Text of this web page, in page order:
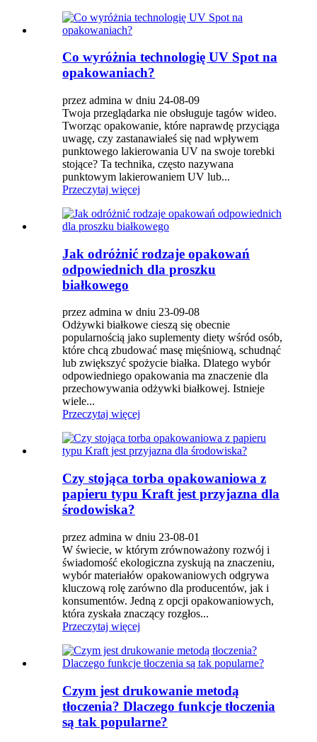
Co wyróżnia technologię UV Spot na
opakowaniach?
przez admina w dniu 24-08-09
Twoja przeglądarka nie obsługuje tagów wideo.
Tworząc opakowanie, które naprawdę przyciąga
uwagę, czy zastanawiałeś się nad wpływem
punktowego lakierowania UV na swoje torebki
stojące? Ta technika, często nazywana
punktowym lakierowaniem UV lub...
Przeczytaj więcej
Jak odróżnić rodzaje opakowań
odpowiednich dla proszku
białkowego
przez admina w dniu 23-09-08
Odżywki białkowe cieszą się obecnie
popularnością jako suplementy diety wśród osób,
które chcą zbudować masę mięśniową, schudnąć
lub zwiększyć spożycie białka. Dlatego wybór
odpowiedniego opakowania ma znaczenie dla
przechowywania odżywki białkowej. Istnieje
wiele...
Przeczytaj więcej
Czy stojąca torba opakowaniowa z
papieru typu Kraft jest przyjazna dla
środowiska?
przez admina w dniu 23-08-01
W świecie, w którym zrównoważony rozwój i
świadomość ekologiczna zyskują na znaczeniu,
wybór materiałów opakowaniowych odgrywa
kluczową rolę zarówno dla producentów, jak i
konsumentów. Jedną z opcji opakowaniowych,
która zyskała znaczący rozgłos...
Przeczytaj więcej
Czym jest drukowanie metodą
tłoczenia? Dlaczego funkcje tłoczenia
są tak popularne?